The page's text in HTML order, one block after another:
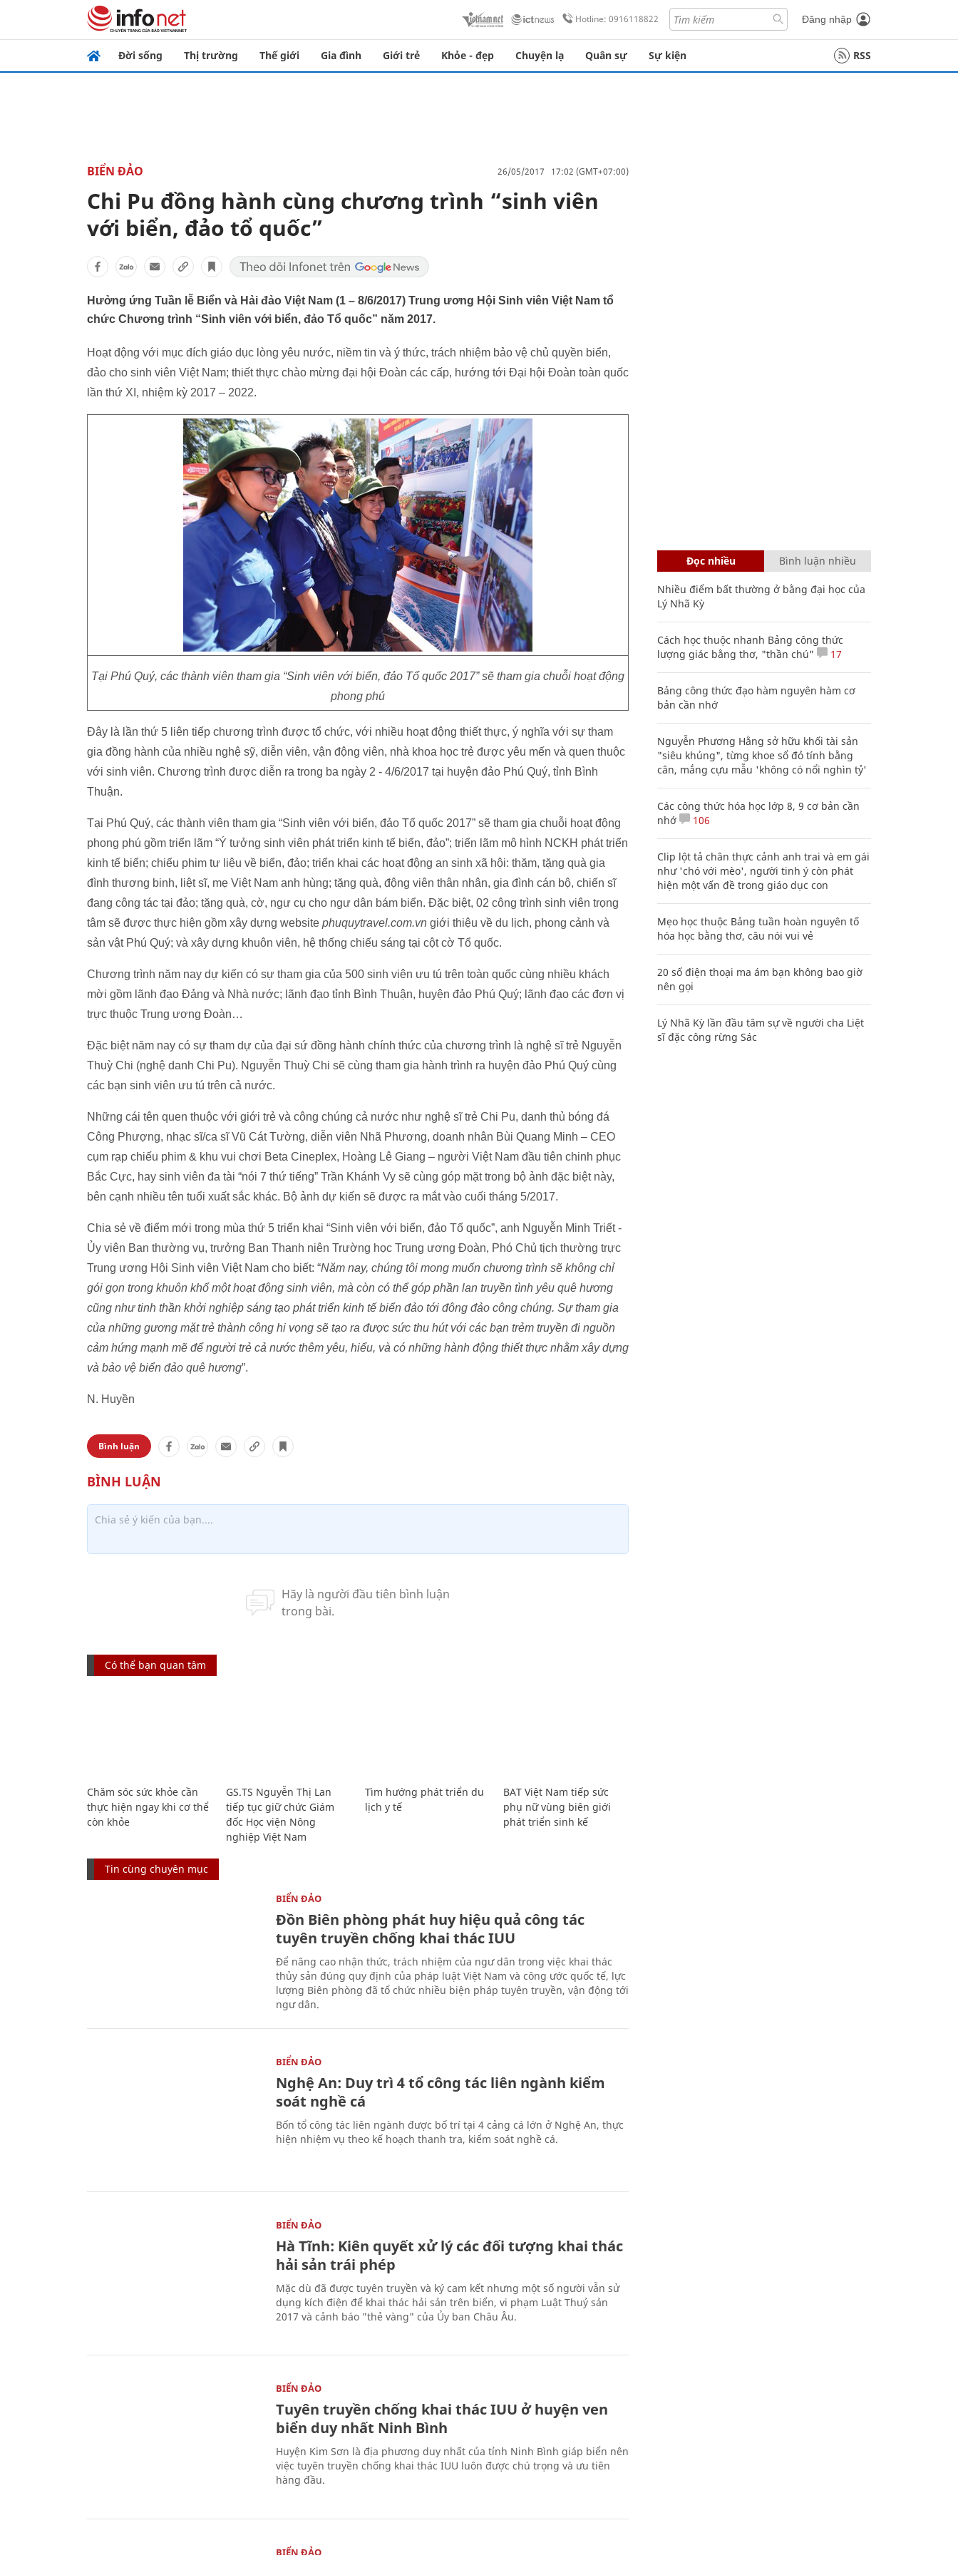
Hotline: 0916118822 Đăng nhập
Đời sống Thị trường Thế giới Gia đình Giới trẻ Khỏe - đẹp Chuyện lạ Quân sự Sự kiện RSS
BIỂN ĐẢO 26/05/2017 17:02 (GMT+07:00)
Chi Pu đồng hành cùng chương trình “sinh viên
với biển, đảo tổ quốc”
​Hưởng ứng Tuần lễ Biển và Hải đảo Việt Nam (1 – 8/6/2017) Trung ương Hội Sinh viên Việt Nam tổ
chức Chương trình “Sinh viên với biển, đảo Tổ quốc” năm 2017.
Hoạt động với mục đích giáo dục lòng yêu nước, niềm tin và ý thức, trách nhiệm bảo vệ chủ quyền biển,
đảo cho sinh viên Việt Nam; thiết thực chào mừng đại hội Đoàn các cấp, hướng tới Đại hội Đoàn toàn quốc
lần thứ XI, nhiệm kỳ 2017 – 2022.
Tại Phú Quý, các thành viên tham gia “Sinh viên với biển, đảo Tổ quốc 2017” sẽ tham gia chuỗi hoạt động
phong phú
Đây là lần thứ 5 liên tiếp chương trình được tổ chức, với nhiều hoạt động thiết thực, ý nghĩa với sự tham
gia đồng hành của nhiều nghệ sỹ, diễn viên, vận động viên, nhà khoa học trẻ được yêu mến và quen thuộc
với sinh viên. Chương trình được diễn ra trong ba ngày 2 - 4/6/2017 tại huyện đảo Phú Quý, tỉnh Bình
Thuận.
Tại Phú Quý, các thành viên tham gia “Sinh viên với biển, đảo Tổ quốc 2017” sẽ tham gia chuỗi hoạt động
phong phú gồm triển lãm “Ý tưởng sinh viên phát triển kinh tế biển, đảo”; triển lãm mô hình NCKH phát triển
kinh tế biển; chiếu phim tư liệu về biển, đảo; triển khai các hoạt động an sinh xã hội: thăm, tặng quà gia
đình thương binh, liệt sĩ, mẹ Việt Nam anh hùng; tặng quà, động viên thân nhân, gia đình cán bộ, chiến sĩ
đang công tác tại đảo; tặng quà, cờ, ngư cụ cho ngư dân bám biển. Đặc biệt, 02 công trình sinh viên trọng
tâm sẽ được thực hiện gồm xây dựng website phuquytravel.com.vn giới thiệu về du lịch, phong cảnh và
sản vật Phú Quý; và xây dựng khuôn viên, hệ thống chiếu sáng tại cột cờ Tổ quốc.
Chương trình năm nay dự kiến có sự tham gia của 500 sinh viên ưu tú trên toàn quốc cùng nhiều khách
mời gồm lãnh đạo Đảng và Nhà nước; lãnh đạo tỉnh Bình Thuận, huyện đảo Phú Quý; lãnh đạo các đơn vị
trực thuộc Trung ương Đoàn…
Đặc biệt năm nay có sự tham dự của đại sứ đồng hành chính thức của chương trình là nghệ sĩ trẻ Nguyễn
Thuỳ Chi (nghệ danh Chi Pu). Nguyễn Thuỳ Chi sẽ cùng tham gia hành trình ra huyện đảo Phú Quý cùng
các bạn sinh viên ưu tú trên cả nước.
Những cái tên quen thuộc với giới trẻ và công chúng cả nước như nghệ sĩ trẻ Chi Pu, danh thủ bóng đá
Công Phượng, nhạc sĩ/ca sĩ Vũ Cát Tường, diễn viên Nhã Phương, doanh nhân Bùi Quang Minh – CEO
cụm rạp chiếu phim & khu vui chơi Beta Cineplex, Hoàng Lê Giang – người Việt Nam đầu tiên chinh phục
Bắc Cực, hay sinh viên đa tài “nói 7 thứ tiếng” Trần Khánh Vy sẽ cùng góp mặt trong bộ ảnh đặc biệt này,
bên cạnh nhiều tên tuổi xuất sắc khác. Bộ ảnh dự kiến sẽ được ra mắt vào cuối tháng 5/2017.
Chia sẻ về điểm mới trong mùa thứ 5 triển khai “Sinh viên với biển, đảo Tổ quốc”, anh Nguyễn Minh Triết -
Ủy viên Ban thường vụ, trưởng Ban Thanh niên Trường học Trung ương Đoàn, Phó Chủ tịch thường trực
Trung ương Hội Sinh viên Việt Nam cho biết: “Năm nay, chúng tôi mong muốn chương trình sẽ không chỉ
gói gọn trong khuôn khổ một hoạt động sinh viên, mà còn có thể góp phần lan truyền tình yêu quê hương
cũng như tinh thần khởi nghiệp sáng tạo phát triển kinh tế biển đảo tới đông đảo công chúng. Sự tham gia
của những gương mặt trẻ thành công hi vọng sẽ tạo ra được sức thu hút với các bạn trẻm truyền đi nguồn
cảm hứng mạnh mẽ để người trẻ cả nước thêm yêu, hiểu, và có những hành động thiết thực nhằm xây dựng
và bảo vệ biển đảo quê hương”.
N. Huyền
Bình luận
Có thể bạn quan tâm
Chăm sóc sức khỏe cần
thực hiện ngay khi cơ thể
còn khỏe
GS.TS Nguyễn Thị Lan
tiếp tục giữ chức Giám
đốc Học viện Nông
nghiệp Việt Nam
Tìm hướng phát triển du
lịch y tế
BAT Việt Nam tiếp sức
phụ nữ vùng biên giới
phát triển sinh kế
Tin cùng chuyên mục
BIỂN ĐẢO
Đồn Biên phòng phát huy hiệu quả công tác
tuyên truyền chống khai thác IUU
Để nâng cao nhận thức, trách nhiệm của ngư dân trong việc khai thác
thủy sản đúng quy định của pháp luật Việt Nam và công ước quốc tế, lực
lượng Biên phòng đã tổ chức nhiều biện pháp tuyên truyền, vận động tới
ngư dân.
BIỂN ĐẢO
Nghệ An: Duy trì 4 tổ công tác liên ngành kiểm
soát nghề cá
Bốn tổ công tác liên ngành được bố trí tại 4 cảng cá lớn ở Nghệ An, thực
hiện nhiệm vụ theo kế hoạch thanh tra, kiểm soát nghề cá.
BIỂN ĐẢO
Hà Tĩnh: Kiên quyết xử lý các đối tượng khai thác
hải sản trái phép
Mặc dù đã được tuyên truyền và ký cam kết nhưng một số người vẫn sử
dụng kích điện để khai thác hải sản trên biển, vi phạm Luật Thuỷ sản
2017 và cảnh báo "thẻ vàng" của Ủy ban Châu Âu.
BIỂN ĐẢO
Tuyên truyền chống khai thác IUU ở huyện ven
biển duy nhất Ninh Bình
Huyện Kim Sơn là địa phương duy nhất của tỉnh Ninh Bình giáp biển nên
việc tuyên truyền chống khai thác IUU luôn được chú trọng và ưu tiên
hàng đầu.
BIỂN ĐẢO
Đọc nhiều Bình luận nhiều
Nhiều điểm bất thường ở bằng đại học của
Lý Nhã Kỳ
Cách học thuộc nhanh Bảng công thức
lượng giác bằng thơ, "thần chú"
17
Bảng công thức đạo hàm nguyên hàm cơ
bản cần nhớ
Nguyễn Phương Hằng sở hữu khối tài sản
"siêu khủng", từng khoe sổ đỏ tính bằng
cân, mắng cựu mẫu 'không có nổi nghìn tỷ'
Các công thức hóa học lớp 8, 9 cơ bản cần
nhớ
106
Clip lột tả chân thực cảnh anh trai và em gái
như 'chó với mèo', người tinh ý còn phát
hiện một vấn đề trong giáo dục con
Mẹo học thuộc Bảng tuần hoàn nguyên tố
hóa học bằng thơ, câu nói vui vẻ
20 số điện thoại ma ám bạn không bao giờ
nên gọi
Lý Nhã Kỳ lần đầu tâm sự về người cha Liệt
sĩ đặc công rừng Sác